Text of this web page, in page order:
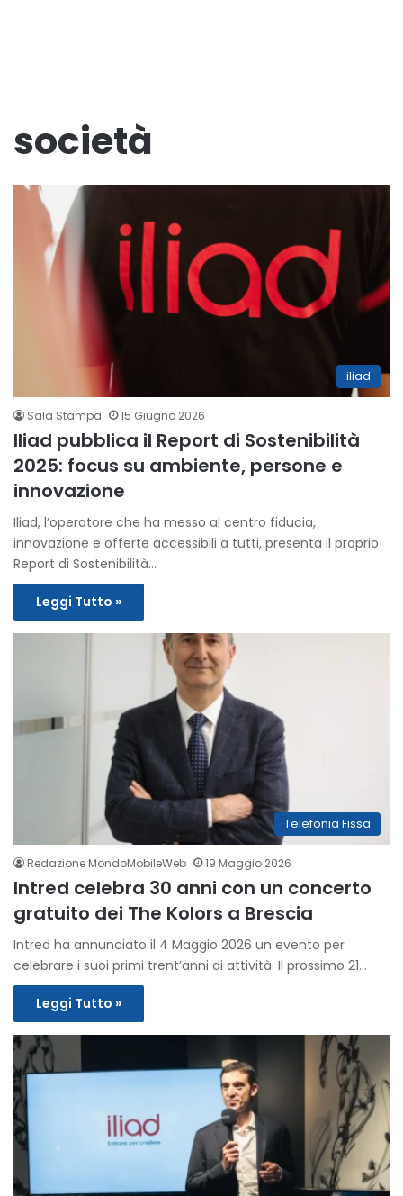
società
iliad
Sala Stampa 15 Giugno 2026
Iliad pubblica il Report di Sostenibilità
2025: focus su ambiente, persone e
innovazione
Iliad, l’operatore che ha messo al centro fiducia,
innovazione e offerte accessibili a tutti, presenta il proprio
Report di Sostenibilità…
Leggi Tutto »
Telefonia Fissa
Redazione MondoMobileWeb 19 Maggio 2026
Intred celebra 30 anni con un concerto
gratuito dei The Kolors a Brescia
Intred ha annunciato il 4 Maggio 2026 un evento per
celebrare i suoi primi trent’anni di attività. Il prossimo 21…
Leggi Tutto »